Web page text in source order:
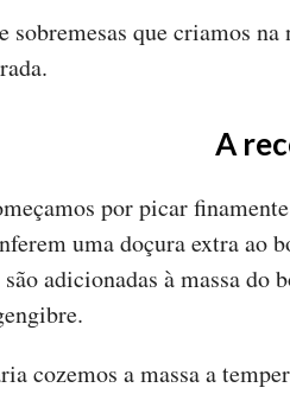
sobremesas que criamos
A
por picar
uma doçura extra ao
adicionadas à massa do
cozemos a massa a